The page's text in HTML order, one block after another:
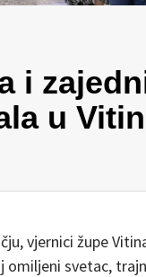
i
u
vjernici župe
omiljeni svetac,